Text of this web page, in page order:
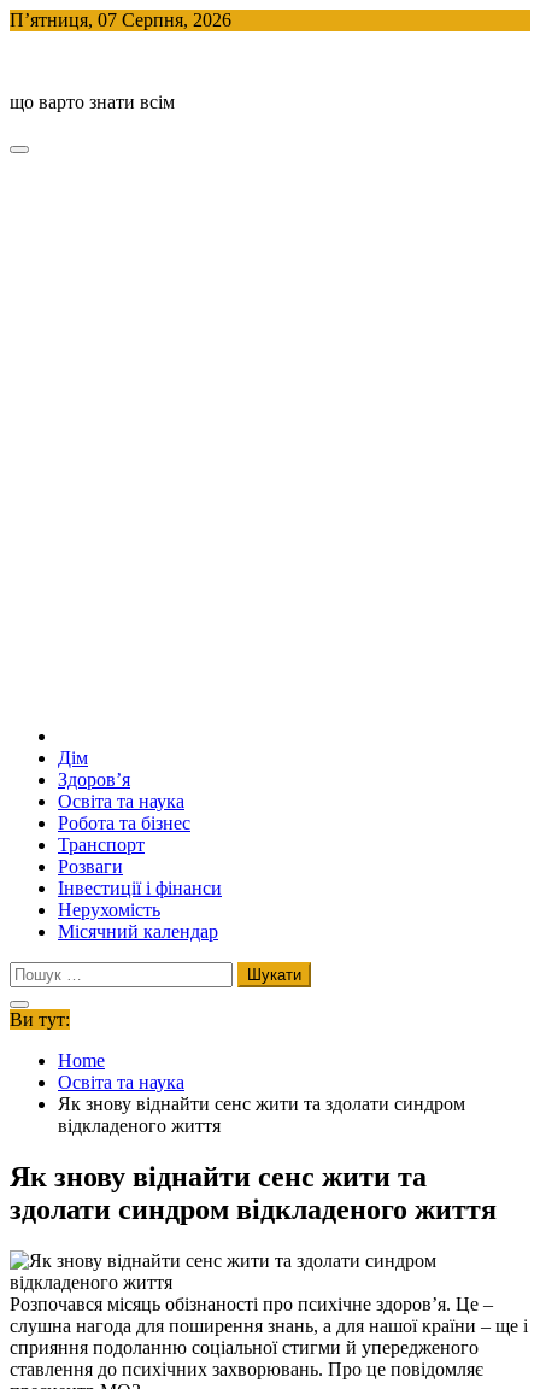
Skip
П’ятниця, 07 Серпня, 2026
що варто знати всім
Дім
Здоров’я
Освіта та наука
Робота та бізнес
Транспорт
Розваги
Інвестиції і фінанси
Нерухомість
Місячний календар
Пошук:
Ви тут:
Home
Освіта та наука
Як знову віднайти сенс жити та здолати синдром
відкладеного життя
Як знову віднайти сенс жити та
здолати синдром відкладеного життя
Розпочався місяць обізнаності про психічне здоров’я. Це –
слушна нагода для поширення знань, а для нашої країни – ще і
сприяння подоланню соціальної стигми й упередженого
ставлення до психічних захворювань. Про це повідомляє